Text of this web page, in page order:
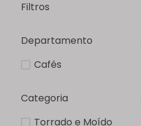
Filtros
Departamento
Cafés
Categoria
Torrado e Moído